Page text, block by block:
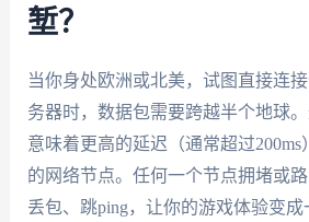
堑？
当你身处欧洲或北美，试图直接连
务器时，数据包需要跨越半个地球
意味着更高的延迟（通常超过
的网络节点。任何一个节点拥堵或
丢包、跳ping，让你的游戏体验变